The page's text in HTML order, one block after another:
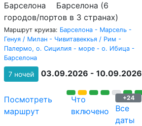
Барселона
Барселона (6
городов/портов в 3 странах)
Маршрут круиза: Барселона - Марсель -
Генуя / Милан - Чивитавеккья / Рим -
Палермо, о. Сицилия - море - о. Ибица -
Барселона
7 ночей 03.09.2026 - 10.09.2026
Посмотреть
маршрут
Что
включено
+24
Все
даты